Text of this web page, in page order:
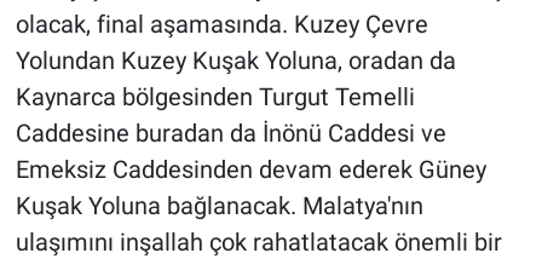
olacak, final aşamasında. Kuzey Çevre
Yolundan Kuzey Kuşak Yoluna, oradan da
Kaynarca bölgesinden Turgut Temelli
Caddesine buradan da İnönü Caddesi ve
Emeksiz Caddesinden devam ederek Güney
Kuşak Yoluna bağlanacak. Malatya'nın
ulaşımını inşallah çok rahatlatacak önemli bir